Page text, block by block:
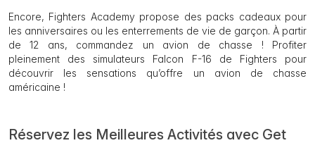
Encore, Fighters Academy propose des packs cadeaux pour
les anniversaires ou les enterrements de vie de garçon. À partir
de 12 ans, commandez un avion de chasse ! Profiter
pleinement des simulateurs Falcon F-16 de Fighters pour
découvrir les sensations qu’offre un avion de chasse
américaine !
Réservez les Meilleures Activités avec Get